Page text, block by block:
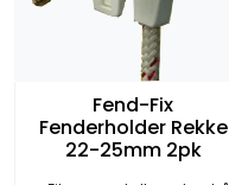
Fend-Fix
Fenderholder Rekke
22-25mm 2pk